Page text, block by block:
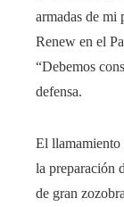
armadas de mi
Renew en el
“Debemos
defensa.
El llamamiento
la preparación
de gran